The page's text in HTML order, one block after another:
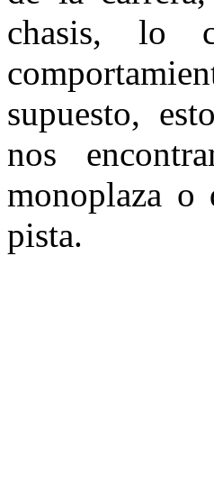
chasis, lo
supuesto,
nos
monoplaza o
pista.